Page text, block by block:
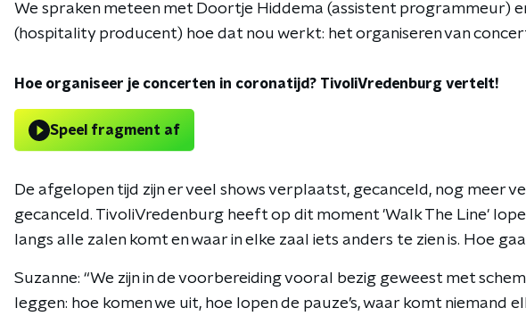
We spraken meteen met Doortje Hiddema (assistent programmeur)
(hospitality producent) hoe dat nou werkt: het organiseren van
Hoe organiseer je concerten in coronatijd? TivoliVredenburg vertelt!
Speel fragment af
De afgelopen tijd zijn er veel shows verplaatst, gecanceld, nog meer
gecanceld. TivoliVredenburg heeft op dit moment 'Walk The Line'
langs alle zalen komt en waar in elke zaal iets anders te zien is. Hoe
Suzanne: “We zijn in de voorbereiding vooral bezig geweest met
leggen: hoe komen we uit, hoe lopen de pauze’s, waar komt niemand